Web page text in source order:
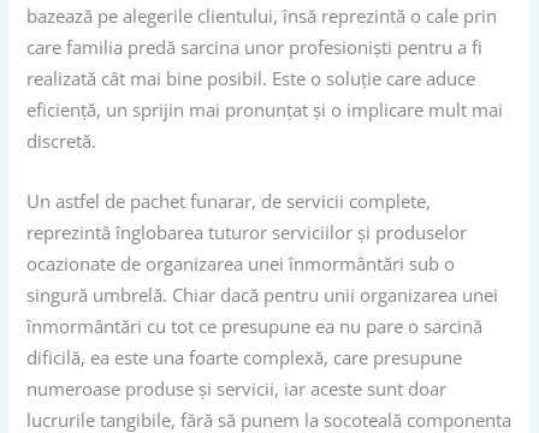
bazează pe alegerile clientului, însă reprezintă o cale prin
care familia predă sarcina unor profesioniști pentru a fi
realizată cât mai bine posibil. Este o soluție care aduce
eficiență, un sprijin mai pronunțat și o implicare mult mai
discretă.
Un astfel de pachet funarar, de servicii complete,
reprezintă înglobarea tuturor serviciilor și produselor
ocazionate de organizarea unei înmormântări sub o
singură umbrelă. Chiar dacă pentru unii organizarea unei
înmormântări cu tot ce presupune ea nu pare o sarcină
dificilă, ea este una foarte complexă, care presupune
numeroase produse și servicii, iar aceste sunt doar
lucrurile tangibile, fără să punem la socoteală componenta